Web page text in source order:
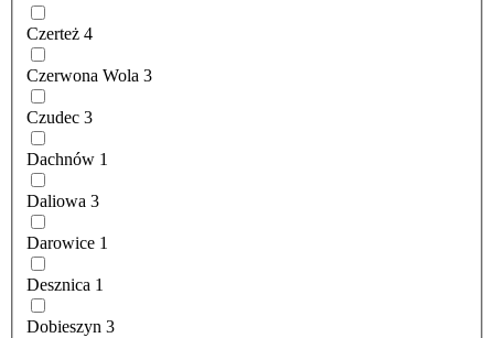
Czerteż 4
Czerwona Wola 3
Czudec 3
Dachnów 1
Daliowa 3
Darowice 1
Desznica 1
Dobieszyn 3